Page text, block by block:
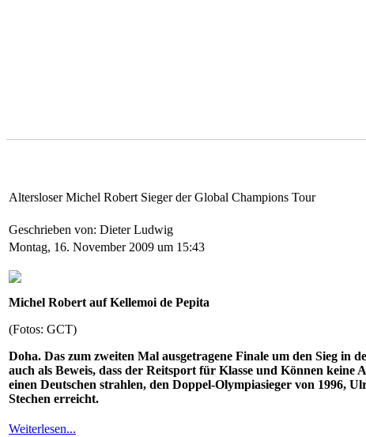
Altersloser Michel Robert Sieger der Global Champions Tour
Geschrieben von: Dieter Ludwig
Montag, 16. November 2009 um 15:43
Michel Robert auf Kellemoi de Pepita
(Fotos: GCT)
Doha. Das zum zweiten Mal ausgetragene Finale um den Sieg
auch als Beweis, dass der Reitsport für Klasse und Können
einen Deutschen strahlen, den Doppel-Olympiasieger von 1996,
Stechen erreicht.
Weiterlesen...